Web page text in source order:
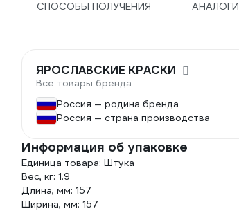
СПОСОБЫ ПОЛУЧЕНИЯ АНАЛОГИ
ЯРОСЛАВСКИЕ КРАСКИ
Все товары бренда
Россия — родина бренда
Россия — страна производства
Информация об упаковке
Единица товара: Штука
Вес, кг: 1.9
Длина, мм: 157
Ширина, мм: 157